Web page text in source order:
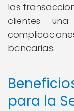
las
clientes
bancarias.
para la